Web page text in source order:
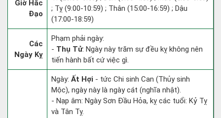
Giờ Hắc
Đạo
; Tỵ (9:00-10:59) ; Thân (15:00-16:59) ; Dậu
(17:00-18:59)
Các
Ngày Kỵ
Phạm phải ngày:
- Thụ Tử: Ngày này trăm sự đều kỵ không nên
tiến hành bất cứ việc gì.
Ngày: Ất Hợi - tức Chi sinh Can (Thủy sinh
Mộc), ngày này là ngày cát (nghĩa nhật).
- Nạp âm: Ngày Sơn Đầu Hỏa, kỵ các tuổi: Kỷ Tỵ
và Tân Tỵ.